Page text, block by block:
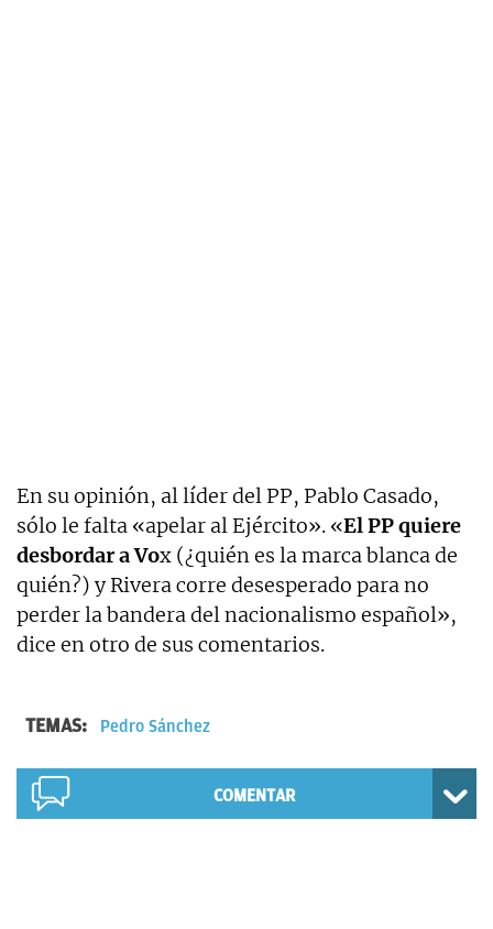
En su opinión, al líder del PP, Pablo Casado,
sólo le falta «apelar al Ejército». «El PP quiere
desbordar a Vox (¿quién es la marca blanca de
quién?) y Rivera corre desesperado para no
perder la bandera del nacionalismo español»,
dice en otro de sus comentarios.
TEMAS: Pedro Sánchez
COMENTAR